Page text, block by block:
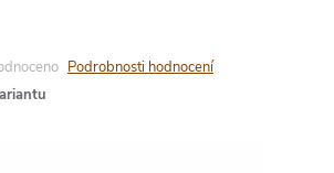
Podrobnosti hodnocení